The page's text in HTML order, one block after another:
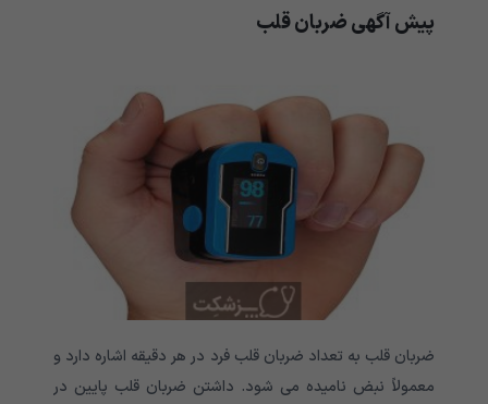
پیش آگهی ضربان قلب
ضربان قلب به تعداد ضربان قلب فرد در هر دقیقه اشاره دارد و
معمولاً نبض نامیده می شود. داشتن ضربان قلب پایین در